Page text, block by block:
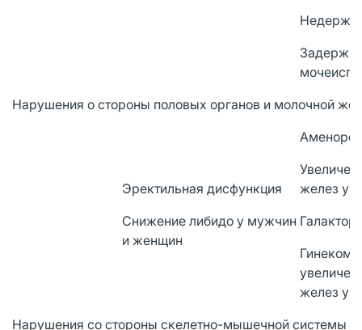
Нарушения о стороны половых органов и молочной
Эректильная дисфункция
Снижение либидо у мужчин
и женщин
Аменорея
желез у
желез у
Нарушения со стороны скелетно-мышечной системы